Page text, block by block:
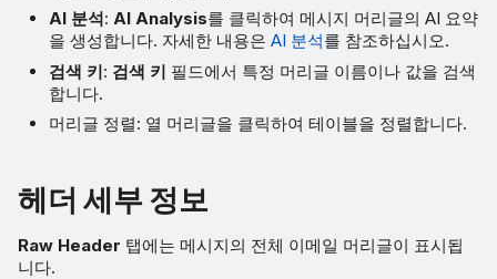
AI 분석:AI Analysis를 클릭하여 메시지 머리글의 AI 요약
을 생성합니다. 자세한 내용은AI 분석를 참조하십시오.
검색 키: 검색 키 필드에서 특정 머리글 이름이나 값을 검색
합니다.
머리글 정렬: 열 머리글을 클릭하여 테이블을 정렬합니다.
헤더 세부 정보
Raw Header 탭에는 메시지의 전체 이메일 머리글이 표시됩
니다.